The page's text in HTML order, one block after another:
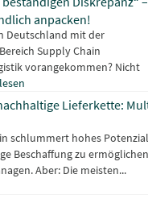
anpacken!
Deutschland mit der
Supply Chain
vorangekommen? Nicht
Lieferkette:
schlummert hohes
Beschaffung zu ermöglichen
Aber: Die meisten...